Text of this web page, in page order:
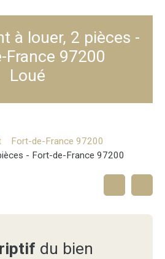
à louer, 2 pièces -
France 97200
Loué
Fort-de-France 97200
- Fort-de-France 97200
du bien